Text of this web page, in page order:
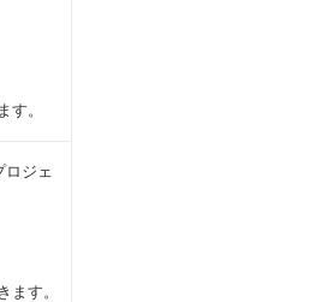
す。
ロジェ
ます。